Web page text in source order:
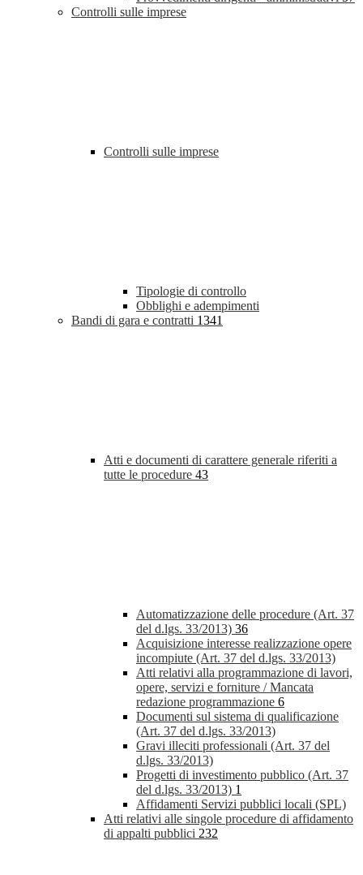
Controlli sulle imprese
Controlli sulle imprese
Tipologie di controllo
Obblighi e adempimenti
Bandi di gara e contratti 1341
Atti e documenti di carattere generale riferiti a
tutte le procedure 43
Automatizzazione delle procedure (Art. 37
del d.lgs. 33/2013) 36
Acquisizione interesse realizzazione opere
incompiute (Art. 37 del d.lgs. 33/2013)
Atti relativi alla programmazione di lavori,
opere, servizi e forniture / Mancata
redazione programmazione 6
Documenti sul sistema di qualificazione
(Art. 37 del d.lgs. 33/2013)
Gravi illeciti professionali (Art. 37 del
d.lgs. 33/2013)
Progetti di investimento pubblico (Art. 37
del d.lgs. 33/2013) 1
Affidamenti Servizi pubblici locali (SPL)
Atti relativi alle singole procedure di affidamento
di appalti pubblici 232